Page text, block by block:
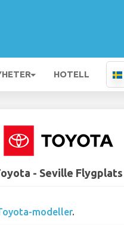
HOTELL
- Seville Flygplats
modeller.